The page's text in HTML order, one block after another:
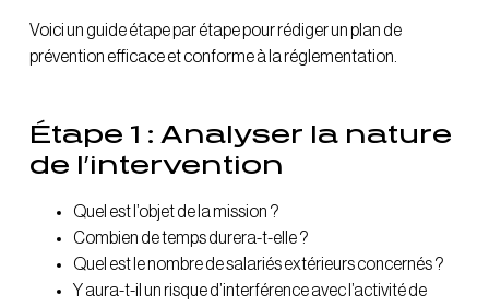
Voici un guide étape par étape pour rédiger un plan de
prévention efficace et conforme à la réglementation.
Étape 1 : Analyser la nature
de l’intervention
Quel est l’objet de la mission ?
Combien de temps durera-t-elle ?
Quel est le nombre de salariés extérieurs concernés ?
Y aura-t-il un risque d’interférence avec l’activité de